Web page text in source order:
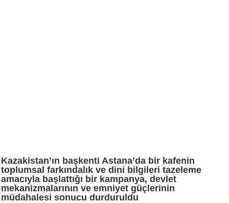
Kazakistan’ın başkenti Astana’da bir kafenin
toplumsal farkındalık ve dini bilgileri tazeleme
amacıyla başlattığı bir kampanya, devlet
mekanizmalarının ve emniyet güçlerinin
müdahalesi sonucu durduruldu